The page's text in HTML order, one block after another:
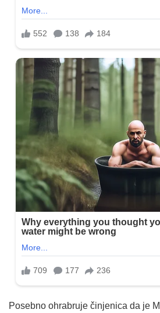
Posebno ohrabruje činjenica da je